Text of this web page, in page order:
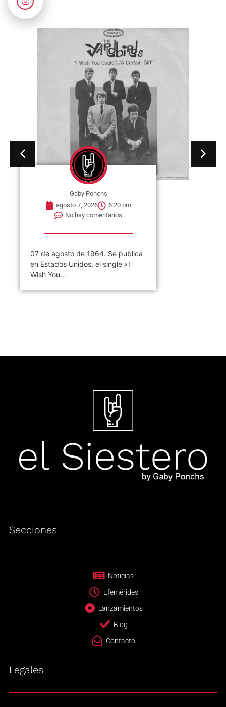
Gaby Ponchs
agosto 7, 2026
6:20 pm
No hay comentarios
07 de agosto de 1964. Se publica
en Estados Unidos, el single «I
Wish You...
Secciones
Noticias
Efemérides
Lanzamientos
Blog
Contacto
Legales